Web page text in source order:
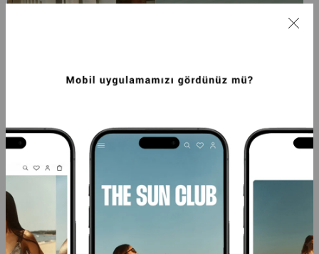
PREMIUM ASIMETRIK FREYA SLIM FIT
PREMIUM YÜKSEK BEL İSİS FIT KADIN